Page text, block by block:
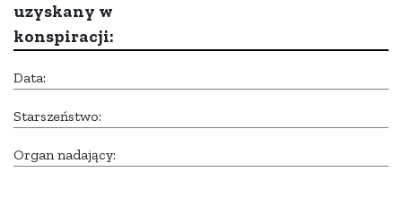
uzyskany w
konspiracji:
Data:
Starszeństwo:
Organ nadający: